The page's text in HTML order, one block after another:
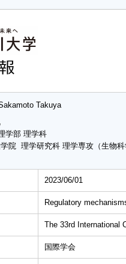
Takuya
学部 理学科
院 理学研究科 理学専攻（生物
2023/06/01
Regulatory
The 33rd International
国際学会